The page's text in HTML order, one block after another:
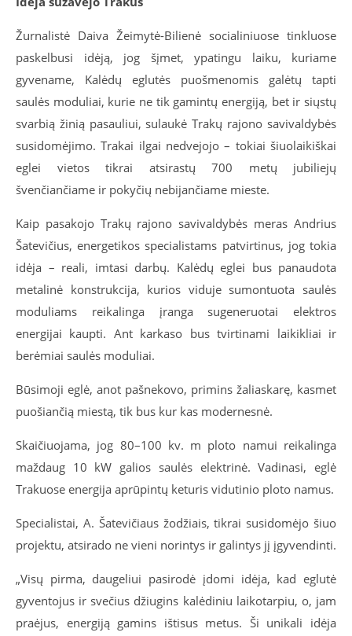
Žurnalistė Daiva Žeimytė-Bilienė socialiniuose tinkluose
paskelbusi idėją, jog šįmet, ypatingu laiku, kuriame
gyvename, Kalėdų eglutės puošmenomis galėtų tapti
saulės moduliai, kurie ne tik gamintų energiją, bet ir siųstų
svarbią žinią pasauliui, sulaukė Trakų rajono savivaldybės
susidomėjimo. Trakai ilgai nedvejojo – tokiai šiuolaikiškai
eglei vietos tikrai atsirastų 700 metų jubiliejų
švenčiančiame ir pokyčių nebijančiame mieste.
Kaip pasakojo Trakų rajono savivaldybės meras Andrius
Šatevičius, energetikos specialistams patvirtinus, jog tokia
idėja – reali, imtasi darbų. Kalėdų eglei bus panaudota
metalinė konstrukcija, kurios viduje sumontuota saulės
moduliams reikalinga įranga sugeneruotai elektros
energijai kaupti. Ant karkaso bus tvirtinami laikikliai ir
berėmiai saulės moduliai.
Būsimoji eglė, anot pašnekovo, primins žaliaskarę, kasmet
puošiančią miestą, tik bus kur kas modernesnė.
Skaičiuojama, jog 80–100 kv. m ploto namui reikalinga
maždaug 10 kW galios saulės elektrinė. Vadinasi, eglė
Trakuose energija aprūpintų keturis vidutinio ploto namus.
Specialistai, A. Šatevičiaus žodžiais, tikrai susidomėjo šiuo
projektu, atsirado ne vieni norintys ir galintys jį įgyvendinti.
„Visų pirma, daugeliui pasirodė įdomi idėja, kad eglutė
gyventojus ir svečius džiugins kalėdiniu laikotarpiu, o, jam
praėjus, energiją gamins ištisus metus. Ši unikali idėja